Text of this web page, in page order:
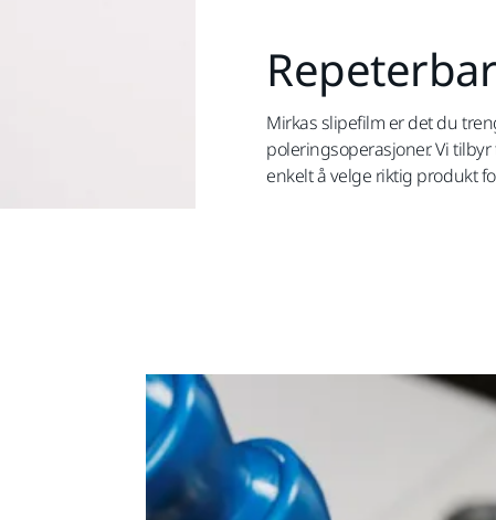
Mirkas slipefilm er det du
poleringsoperasjoner. Vi
enkelt å velge riktig produkt